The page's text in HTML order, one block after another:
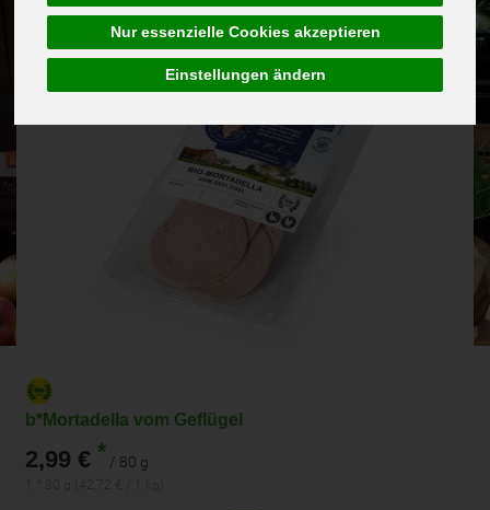
Nur essenzielle Cookies akzeptieren
Einstellungen ändern
b*Mortadella vom Geflügel
2,99 € * / 80 g